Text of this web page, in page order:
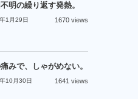
明の繰り返す発熱。
1月29日 1670 views
みで、しゃがめない。
10月30日 1641 views